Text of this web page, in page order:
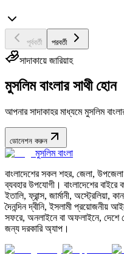
পূর্ববর্তী পরবর্তী
সাদাকায়ে জারিয়াহ
মুসলিম বাংলার সাথী হোন
আপনার সাদাকাহর মাধ্যমে মুসলিম
ডোনেশন করুন
মুসলিম বাংলা
বাংলাদেশের সকল শহর, জেলা, উপজেলা
ব্যবহার উপযোগী। বাংলাদেশের
ইতালি, ফ্রান্স, জার্মানী, অস্ট্রেলিয়া,
দৈনন্দিন দ্বীনি, ইসলামী প্রয়োজনীয়
সফরে, অনলাইনে বা অফলাইনে, দেশে
জন্য দরকারি অ্যাপ।